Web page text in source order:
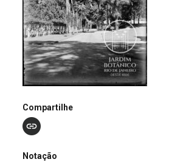
Compartilhe
Notação